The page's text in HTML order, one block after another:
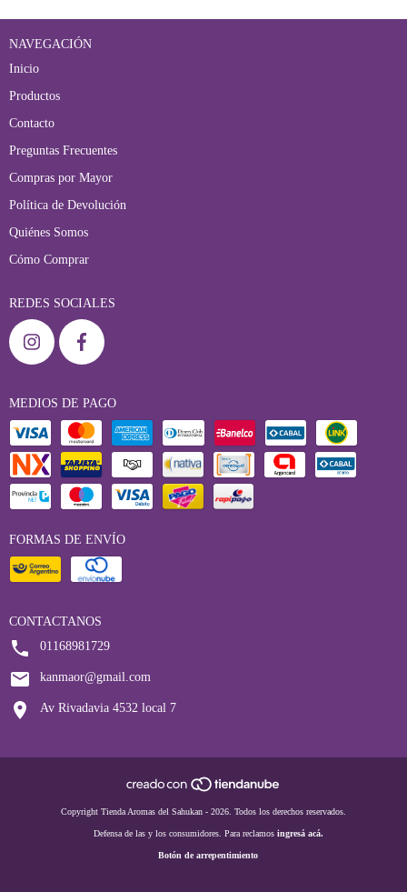
NAVEGACIÓN
Inicio
Productos
Contacto
Preguntas Frecuentes
Compras por Mayor
Política de Devolución
Quiénes Somos
Cómo Comprar
REDES SOCIALES
MEDIOS DE PAGO
FORMAS DE ENVÍO
CONTACTANOS
01168981729
kanmaor@gmail.com
Av Rivadavia 4532 local 7
Copyright Tienda Aromas del Sahukan - 2026. Todos los derechos reservados.
Defensa de las y los consumidores. Para reclamos ingresá acá.
Botón de arrepentimiento